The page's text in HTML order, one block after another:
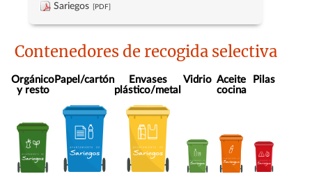
Sariegos
Contenedores de recogida selectiva
Orgánico
y resto
Papel/cartón
Envases
plástico/metal
Vidrio Aceite
cocina
Pilas